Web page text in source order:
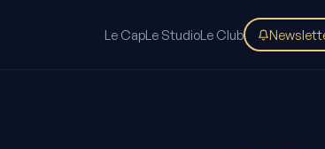
Le CapLe StudioLe Club